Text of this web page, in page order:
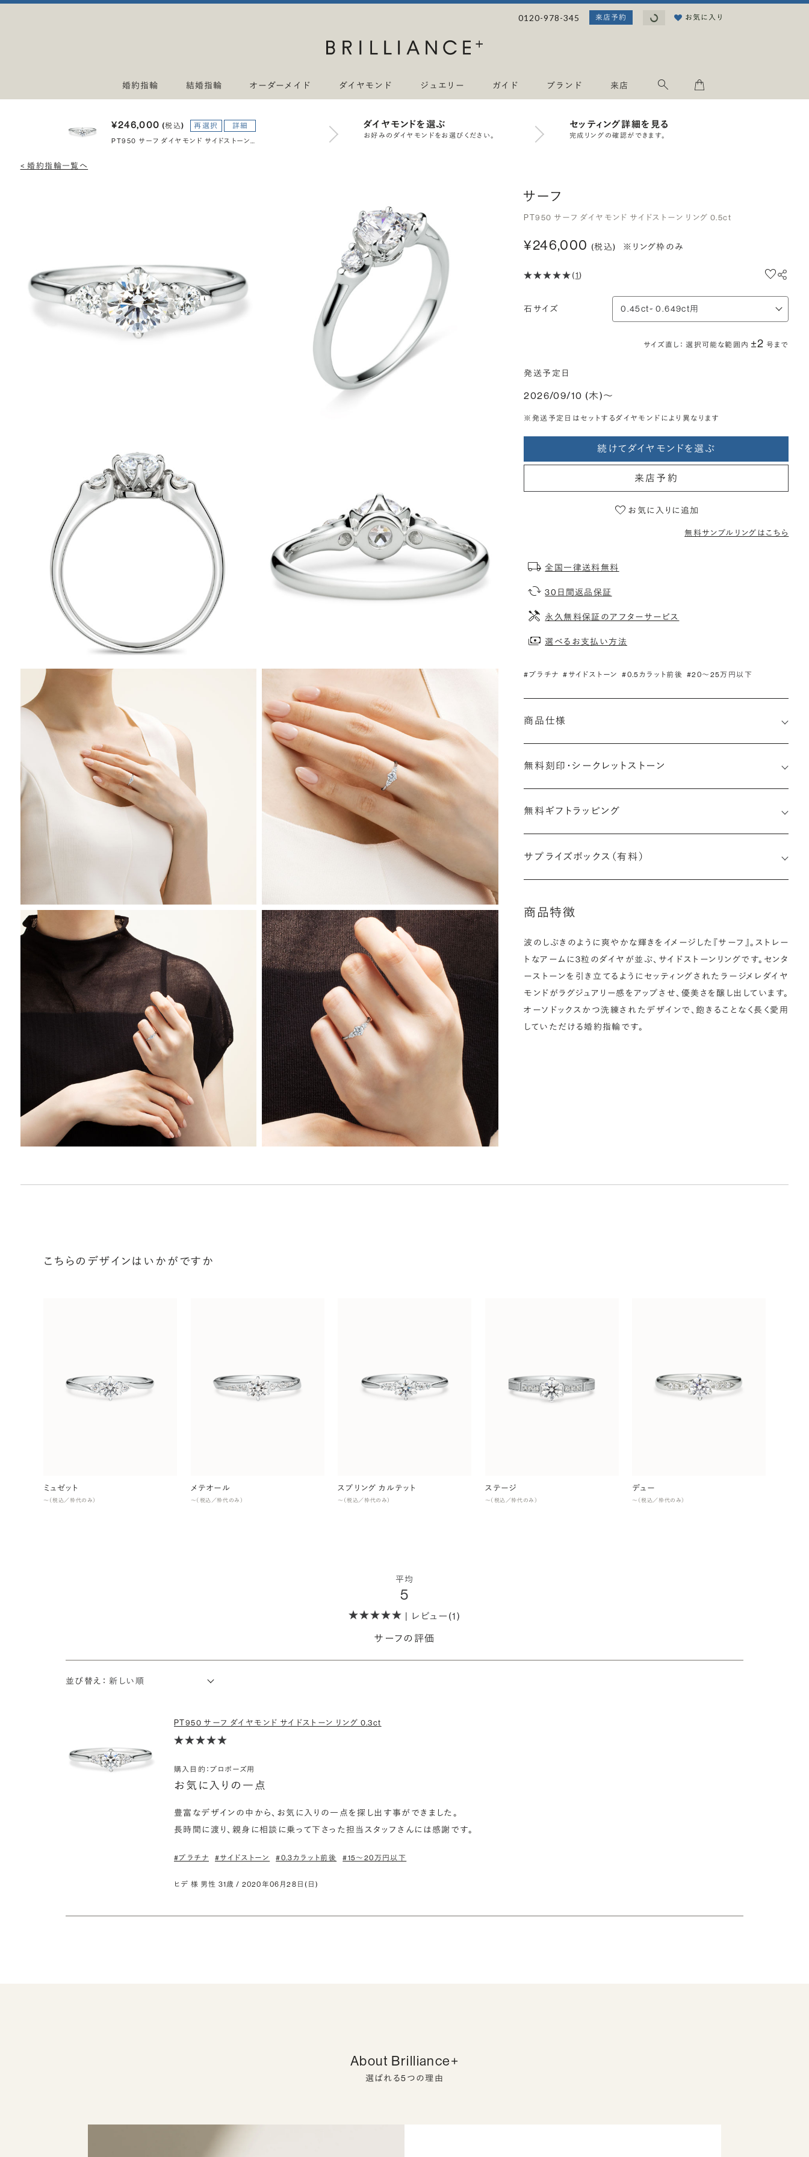
0120-978-345 来店予約 読み込み中...お気に入り
婚約指輪 結婚指輪 オーダーメイド ダイヤモンド ジュエリー ガイド ブランド 来店
¥246,000(税込) 再選択 詳細
PT950 サーフ ダイヤモンド サイドストーン リング 0.5ct
ダイヤモンドを選ぶ
お好みのダイヤモンドをお選びください。
セッティング詳細を見る
完成リングの確認ができます。
< 婚約指輪一覧へ
サーフ
PT950 サーフ ダイヤモンド サイドストーン リング 0.5ct
¥246,000 (税込) ※リング枠のみ
(1)
石サイズ
サイズ直し： 選択可能な範囲内 ±2 号まで
発送予定日
2026/09/10 (木)〜
※発送予定日はセットするダイヤモンドにより異なります
続けてダイヤモンドを選ぶ
来店予約
お気に入りに追加
無料サンプルリングはこちら
全国一律送料無料
30日間返品保証
永久無料保証のアフターサービス
選べるお支払い方法
#プラチナ #サイドストーン #0.5カラット前後 #20〜25万円以下
商品仕様
※最大・最小サイズを超えたお直しが難しいデザ
無料刻印・ シークレットストーン
刻印メッセージ：アルファベット6文字まで刻印可能
ことができます。注文前だけでなく購入後の刻印も、リングに初めて
ださい）。
シークレットストーン：指輪の内側に留める宝石のこと
指輪の内側に、誕生石やピンクダイヤモンドなど、お好みの宝石を
選んでセッティングすることができます。ショッピングカート画面で、
無料ギフトラッピング
サプライズボックス（有料）
商品特徴
波のしぶきのように爽やかな輝きをイメージした『サーフ』。ストレー
トなアームに3粒のダイヤが並ぶ、サイドストーンリングです。センタ
ーストーンを引き立てるようにセッティングされたラージメレダイヤ
モンドがラグジュアリー感をアップさせ、優美さを醸し出しています。
オーソドックスかつ洗練されたデザインで、飽きることなく長く愛用
していただける婚約指輪です。
こちらのデザインはいかがですか
ミュゼット
〜（税込／枠代のみ）
メテオール
〜（税込／枠代のみ）
スプリング カルテット
〜（税込／枠代のみ）
ステージ
〜（税込／枠代のみ）
デュー
〜（税込／枠代のみ）
平均
5
| レビュー(1)
サーフの評価
並び替え：
PT950 サーフ ダイヤモンド サイドストーン リング 0.3ct
購入目的：プロポーズ用
お気に入りの一点
豊富なデザインの中から、お気に入りの一点を探し出す事ができました。
長時間に渡り、親身に相談に乗って下さった担当スタッフさんには感謝です。
#プラチナ #サイドストーン #0.3カラット前後 #15〜20万円以下
ヒデ 様 男性 31歳 / 2020年06月28日(日)
About Brilliance+
選ばれる5つの理由